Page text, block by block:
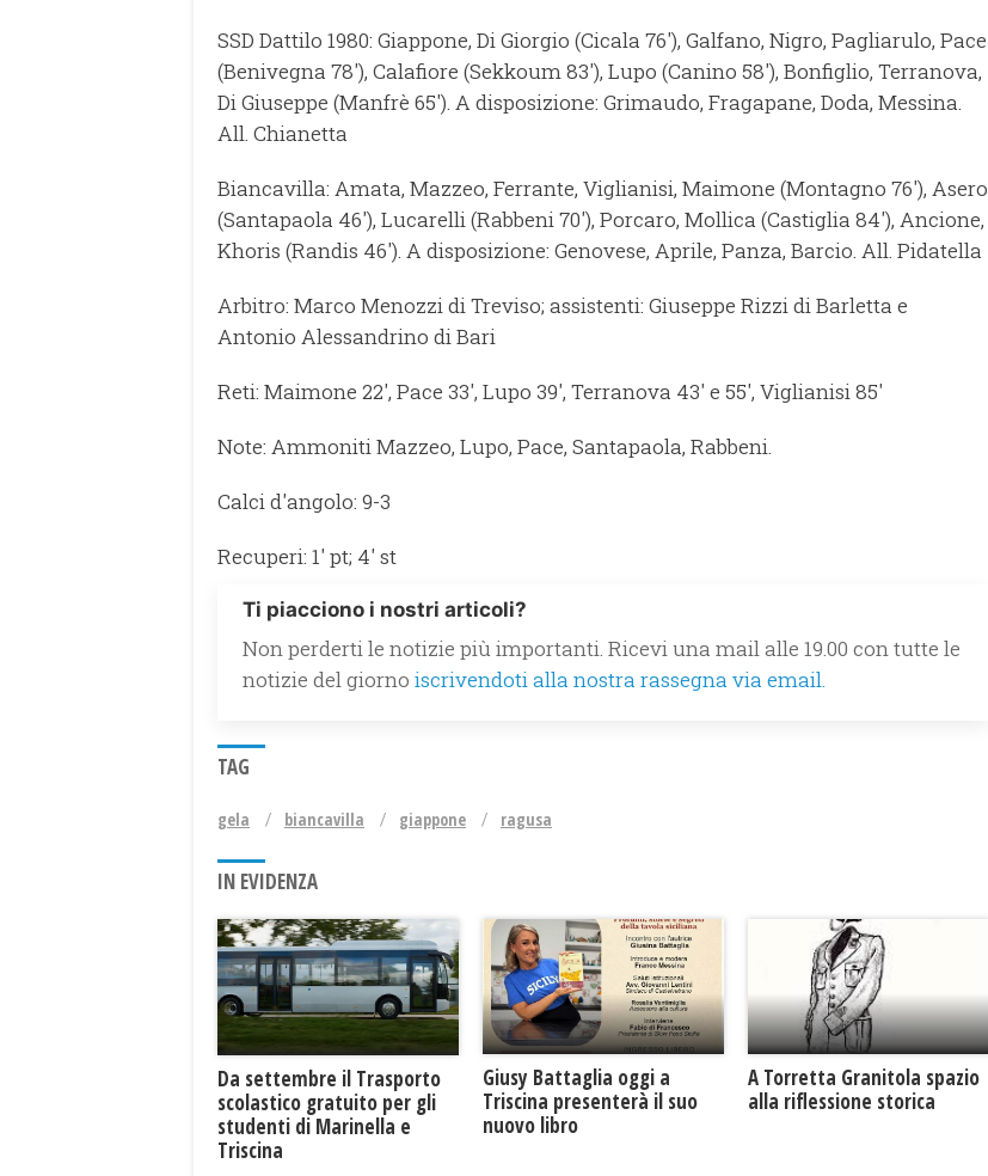
SSD Dattilo 1980: Giappone, Di Giorgio (Cicala 76'), Galfano, Nigro, Pagliarulo, Pace
(Benivegna 78'), Calafiore (Sekkoum 83'), Lupo (Canino 58'), Bonfiglio, Terranova,
Di Giuseppe (Manfrè 65'). A disposizione: Grimaudo, Fragapane, Doda, Messina.
All. Chianetta
Biancavilla: Amata, Mazzeo, Ferrante, Viglianisi, Maimone (Montagno 76'), Asero
(Santapaola 46'), Lucarelli (Rabbeni 70'), Porcaro, Mollica (Castiglia 84'), Ancione,
Khoris (Randis 46'). A disposizione: Genovese, Aprile, Panza, Barcio. All. Pidatella
Arbitro: Marco Menozzi di Treviso; assistenti: Giuseppe Rizzi di Barletta e
Antonio Alessandrino di Bari
Reti: Maimone 22', Pace 33', Lupo 39', Terranova 43' e 55', Viglianisi 85'
Note: Ammoniti Mazzeo, Lupo, Pace, Santapaola, Rabbeni.
Calci d'angolo: 9-3
Recuperi: 1' pt; 4' st
Ti piacciono i nostri articoli?
Non perderti le notizie più importanti. Ricevi una mail alle 19.00 con tutte le
notizie del giorno iscrivendoti alla nostra rassegna via email.
TAG
gela biancavilla giappone ragusa
IN EVIDENZA
Da settembre il Trasporto
scolastico gratuito per gli
studenti di Marinella e
Triscina
Giusy Battaglia oggi a
Triscina presenterà il suo
nuovo libro
​A Torretta Granitola spazio
alla riflessione storica